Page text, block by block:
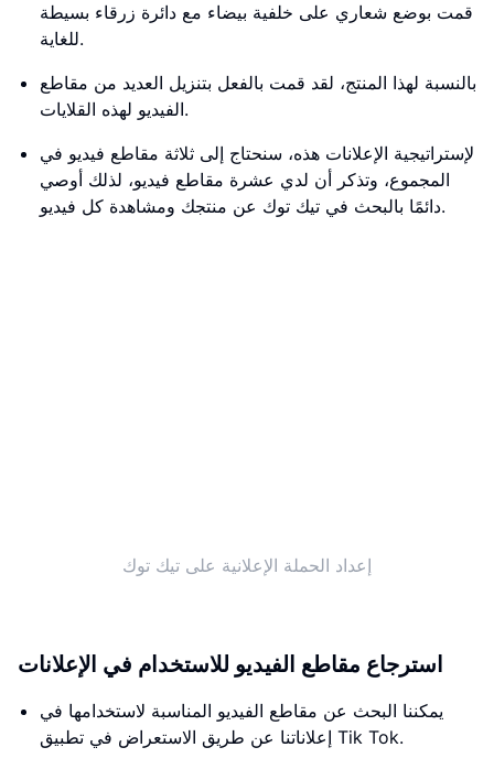
قمت بوضع شعاري على خلفية بيضاء مع دائرة زرقاء بسيطة
للغاية.
بالنسبة لهذا المنتج، لقد قمت بالفعل بتنزيل العديد من مقاطع
الفيديو لهذه القلايات.
لإستراتيجية الإعلانات هذه، سنحتاج إلى ثلاثة مقاطع فيديو في
المجموع، وتذكر أن لدي عشرة مقاطع فيديو، لذلك أوصي
دائمًا بالبحث في تيك توك عن منتجك ومشاهدة كل فيديو.
إعداد الحملة الإعلانية على تيك توك
استرجاع مقاطع الفيديو للاستخدام في الإعلانات
يمكننا البحث عن مقاطع الفيديو المناسبة لاستخدامها في
إعلاناتنا عن طريق الاستعراض في تطبيق Tik Tok.